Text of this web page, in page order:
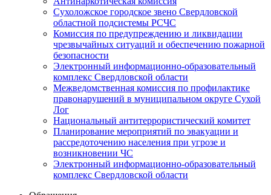
Сухоложское городское звено Свердловской
областной подсистемы РСЧС
Комиссия по предупреждению и ликвидации
чрезвычайных ситуаций и обеспечению пожарной
безопасности
Электронный информационно-образовательный
комплекс Cвердловской области
Межведомственная комиссия по профилактике
правонарушений в муниципальном округе Сухой
Лог
Национальный антитеррористический комитет
Планирование мероприятий по эвакуации и
рассредоточению населения при угрозе и
возникновении ЧС
Электронный информационно-образовательный
комплекс Свердловской области